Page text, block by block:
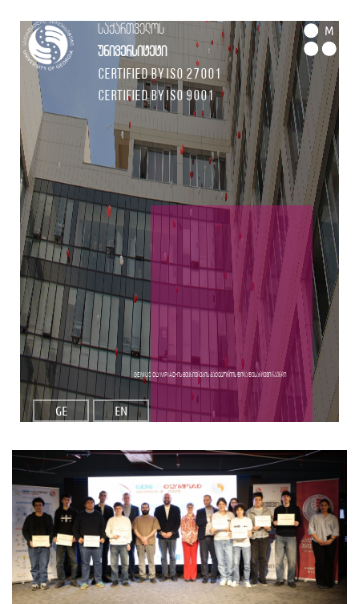
საქართველოს
უნივერსიტეტი
Certified by ISO 27001
Certified by ISO 9001
M
GE EN
GENIUS Olympiad-ის მეცნიერების კატეგორიის შიდა შესარჩევი რაუნდი
იხილეთ მეტი